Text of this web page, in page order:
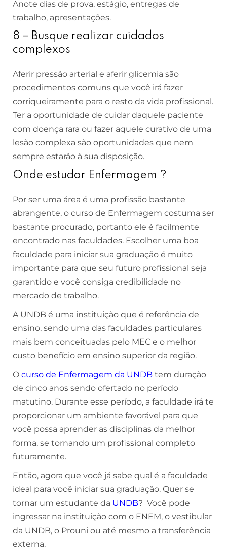
Anote dias de prova, estágio, entregas de
trabalho, apresentações.
8 – Busque realizar cuidados
complexos
Aferir pressão arterial e aferir glicemia são
procedimentos comuns que você irá fazer
corriqueiramente para o resto da vida profissional.
Ter a oportunidade de cuidar daquele paciente
com doença rara ou fazer aquele curativo de uma
lesão complexa são oportunidades que nem
sempre estarão à sua disposição.
Onde estudar Enfermagem ?
Por ser uma área é uma profissão bastante
abrangente, o curso de Enfermagem costuma ser
bastante procurado, portanto ele é facilmente
encontrado nas faculdades. Escolher uma boa
faculdade para iniciar sua graduação é muito
importante para que seu futuro profissional seja
garantido e você consiga credibilidade no
mercado de trabalho.
A UNDB é uma instituição que é referência de
ensino, sendo uma das faculdades particulares
mais bem conceituadas pelo MEC e o melhor
custo benefício em ensino superior da região.
O curso de Enfermagem da UNDB tem duração
de cinco anos sendo ofertado no período
matutino. Durante esse período, a faculdade irá te
proporcionar um ambiente favorável para que
você possa aprender as disciplinas da melhor
forma, se tornando um profissional completo
futuramente.
Então, agora que você já sabe qual é a faculdade
ideal para você iniciar sua graduação. Quer se
tornar um estudante da UNDB? Você pode
ingressar na instituição com o ENEM, o vestibular
da UNDB, o Prouni ou até mesmo a transferência
externa.